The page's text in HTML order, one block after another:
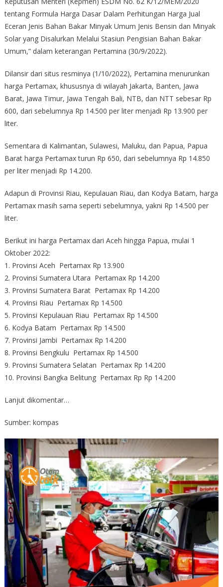
tentang Formula Harga Dasar Dalam Perhitungan Harga Jual
Eceran Jenis Bahan Bakar Minyak Umum Jenis Bensin dan Minyak
Solar yang Disalurkan Melalui Stasiun Pengisian Bahan Bakar
Umum,” dalam keterangan Pertamina (30/9/2022).
Dilansir dari situs resminya (1/10/2022), Pertamina menurunkan
harga Pertamax, khususnya di wilayah Jakarta, Banten, Jawa
Barat, Jawa Timur, Jawa Tengah Bali, NTB, dan NTT sebesar Rp
600, dari sebelumnya Rp 14.500 per liter menjadi Rp 13.900 per
liter.
Sementara di Kalimantan, Sulawesi, Maluku, dan Papua, Papua
Barat harga Pertamax turun Rp 650, dari sebelumnya Rp 14.850
per liter menjadi Rp 14.200.
Adapun di Provinsi Riau, Kepulauan Riau, dan Kodya Batam, harga
Pertamax masih sama seperti sebelumnya, yakni Rp 14.500 per
liter.
Berikut ini harga Pertamax dari Aceh hingga Papua, mulai 1
Oktober 2022:
1. Provinsi Aceh Pertamax Rp 13.900
2. Provinsi Sumatera Utara Pertamax Rp 14.200
3. Provinsi Sumatera Barat Pertamax Rp 14.200
4. Provinsi Riau Pertamax Rp 14.500
5. Provinsi Kepulauan Riau Pertamax Rp 14.500
6. Kodya Batam Pertamax Rp 14.500
7. Provinsi Jambi Pertamax Rp 14.200
8. Provinsi Bengkulu Pertamax Rp 14.500
9. Provinsi Sumatera Selatan Pertamax Rp 14.200
10. Provinsi Bangka Belitung Pertamax Rp Rp 14.200
Lanjut dikomentar…
Sumber: kompas